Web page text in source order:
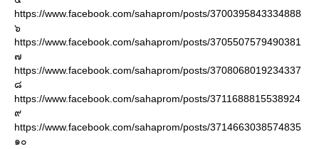
https://www.facebook.com/sahaprom/posts/3700395843334888
๖
https://www.facebook.com/sahaprom/posts/3705507579490381
๗
https://www.facebook.com/sahaprom/posts/3708068019234337
๘
https://www.facebook.com/sahaprom/posts/3711688815538924
๙
https://www.facebook.com/sahaprom/posts/3714663038574835
๑๐